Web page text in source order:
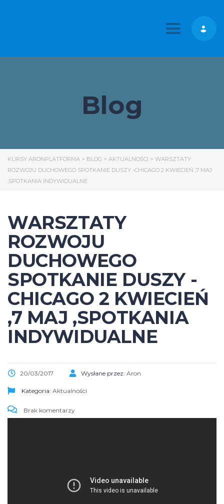
Toggle
Blog
KURSY ARONPLATFORMA > BLOG > AKTUALNOŚCI > WARSZTATY
ROZWOJU DUCHOWEGO SPOTKANIE DUSZY -CHICAGO 2 KWIECIEŃ ,7 MAJ
,SPOTKANIA INDYWIDUALNE
WARSZTATY
ROZWOJU
DUCHOWEGO
SPOTKANIE DUSZY -
CHICAGO 2 KWIECIEŃ
,7 MAJ ,SPOTKANIA
INDYWIDUALNE
20/03/2017 Wysłane przez: Aron
Kategoria: Aktualności
Brak komentarzy